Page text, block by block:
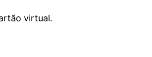
virtual.